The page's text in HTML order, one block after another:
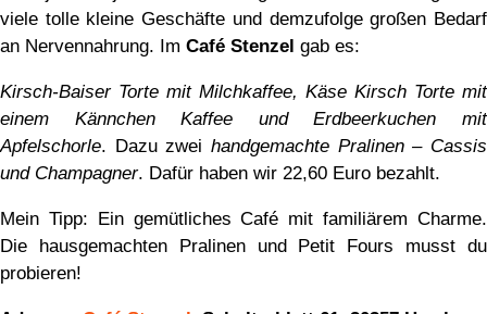
viele tolle kleine Geschäfte und demzufolge großen Bedarf
an Nervennahrung. Im Café Stenzel gab es:
Kirsch-Baiser Torte mit Milchkaffee, Käse Kirsch Torte mit
einem Kännchen Kaffee und Erdbeerkuchen mit
Apfelschorle. Dazu zwei handgemachte Pralinen – Cassis
und Champagner. Dafür haben wir 22,60 Euro bezahlt.
Mein Tipp: Ein gemütliches Café mit familiärem Charme.
Die hausgemachten Pralinen und Petit Fours musst du
probieren!